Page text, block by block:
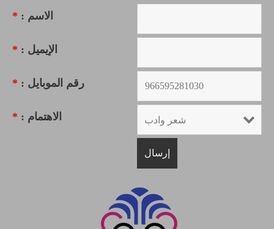
الاسم : *
الإيميل : *
رقم الموبايل : *
الاهتمام : *